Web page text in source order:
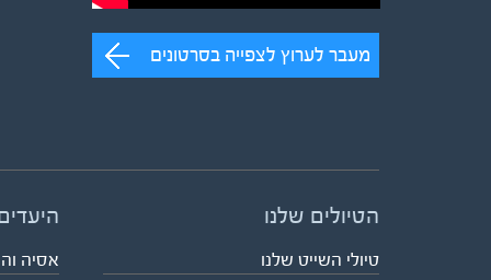
מעבר לערוץ לצפייה בסרטונים
הטיולים שלנו
טיולי השייט שלנו
אסיה